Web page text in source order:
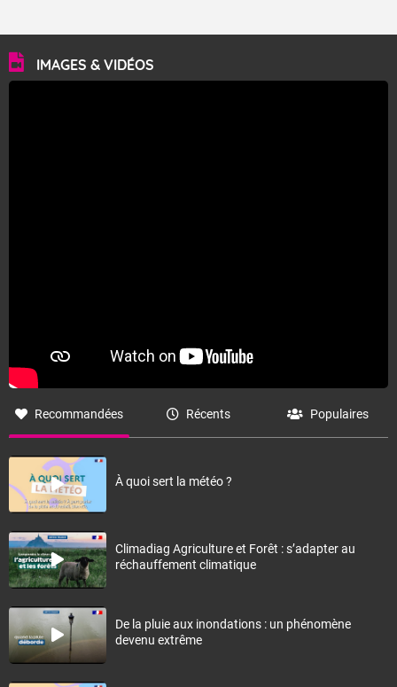
IMAGES & VIDÉOS
Recommandées Récents Populaires
À quoi sert la météo ?
Climadiag Agriculture et Forêt : s’adapter au
réchauffement climatique
De la pluie aux inondations : un phénomène
devenu extrême